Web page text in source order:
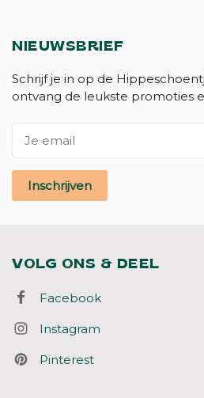
NIEUWSBRIEF
Schrijf je in op de
ontvang de leukste promoties
Inschrijven
VOLG ONS & DEEL
Facebook
Instagram
Pinterest